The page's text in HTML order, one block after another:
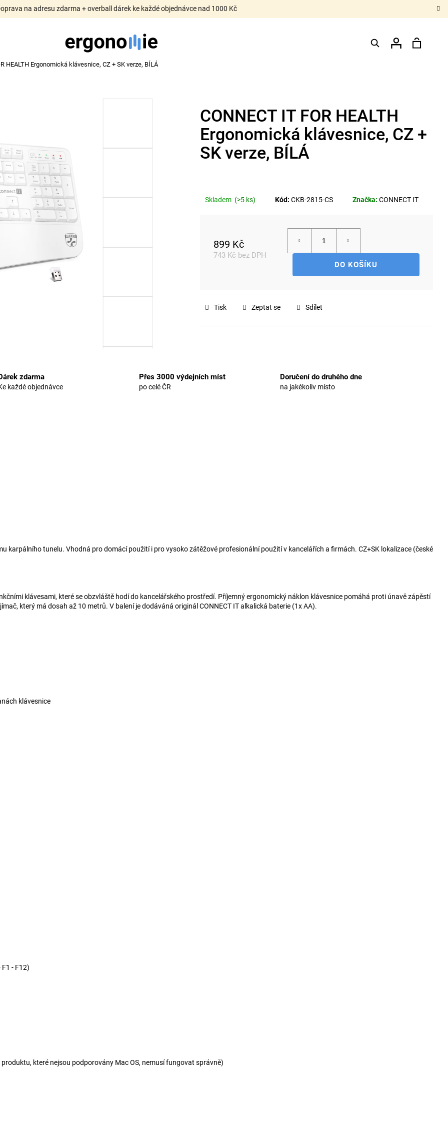
na adresu zdarma + overball dárek ke každé objednávce nad 1000 Kč
HledatPřihlášení
HEALTH Ergonomická klávesnice, CZ + SK verze, BÍLÁ
CONNECT IT FOR HEALTH
Ergonomická klávesnice, CZ +
SK verze, BÍLÁ
Skladem (>5 ks) Kód: CKB-2815-CS Značka: CONNECT IT
899 Kč
743 Kč bez DPH
DO KOŠÍKU
Tisk Zeptat se Sdílet
zdarma
každé objednávce
Přes 3000 výdejních míst
po celé ČR
Doručení do druhého dne
na jakékoliv místo
karpálního tunelu. Vhodná pro domácí použití i pro vysoko zátěžové profesionální použití v kancelářích a firmách. CZ+SK lokalizace (české
klávesami, které se obzvláště hodí do kancelářského prostředí. Příjemný ergonomický náklon klávesnice pomáhá proti únavě zápěstí
který má dosah až 10 metrů. V balení je dodáváná originál CONNECT IT alkalická baterie (1x AA).
klávesnice
- F12)
které nejsou podporovány Mac OS, nemusí fungovat správně)